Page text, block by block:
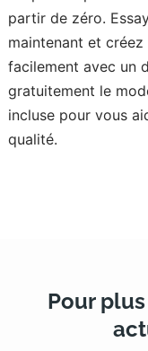
partir de zéro.
maintenant et
facilement avec un
gratuitement le
incluse pour vous
qualité.
Pour